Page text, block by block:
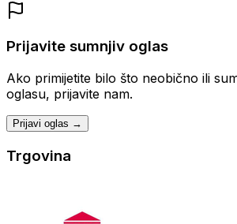
Prijavite sumnjiv oglas
Ako primijetite bilo što neobično ili
oglasu, prijavite nam.
Prijavi oglas →
Trgovina